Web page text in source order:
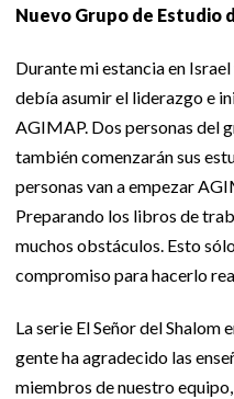
Nuevo Grupo de Estudio
Durante mi estancia en
debía asumir el liderazgo e
AGIMAP. Dos personas del
también comenzarán sus
personas van a empezar
Preparando los libros de
muchos obstáculos. Esto
compromiso para hacerlo
La serie El Señor del Shalom
gente ha agradecido las
miembros de nuestro